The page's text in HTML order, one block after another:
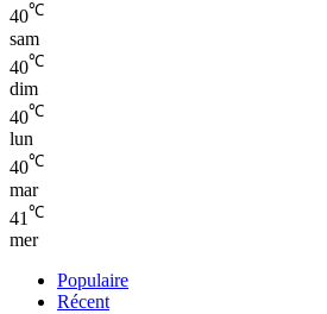
40℃
sam
40℃
dim
40℃
lun
40℃
mar
41 ℃
mer
Populaire
Récent